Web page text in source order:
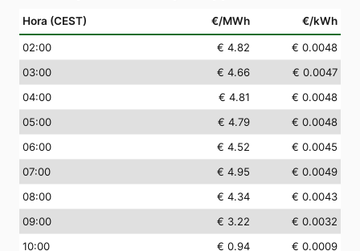
Hora (CEST) €/MWh €/kWh
02:00 € 4.82
€ 0.0048
03:00 € 4.66
€ 0.0047
04:00 € 4.81
€ 0.0048
05:00 € 4.79
€ 0.0048
06:00 € 4.52
€ 0.0045
07:00 € 4.95
€ 0.0049
08:00 € 4.34
€ 0.0043
09:00 € 3.22
€ 0.0032
10:00 € 0.94
€ 0.0009